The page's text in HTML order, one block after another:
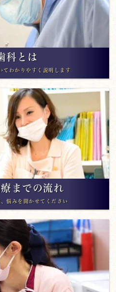
科とは
てわかりやすく説明します
までの流れ
悩みを聞かせてください